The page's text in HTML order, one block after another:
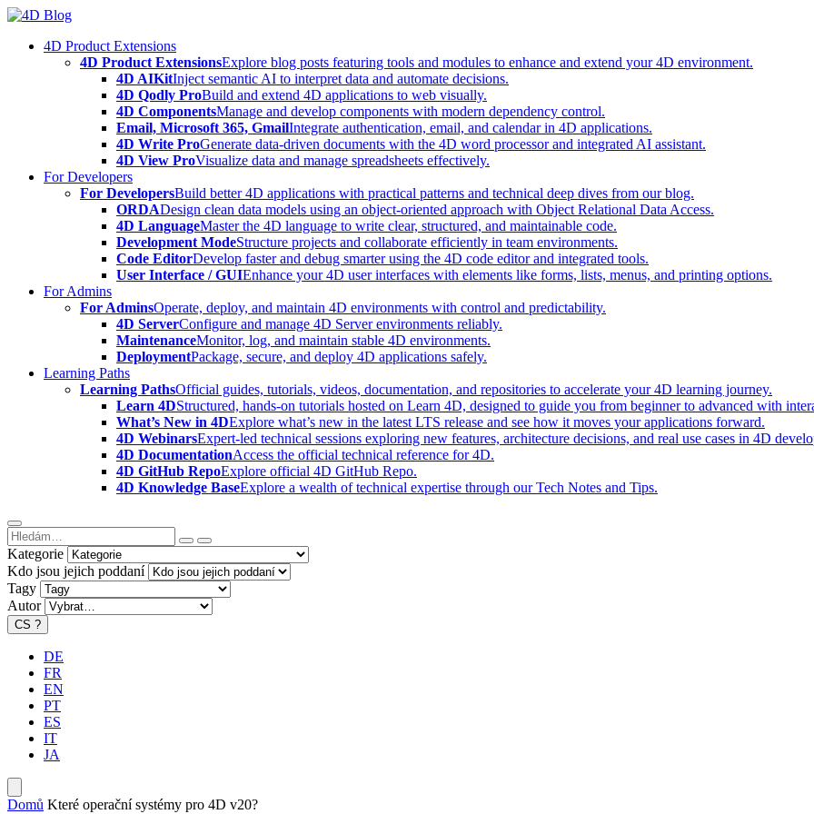
Skip
content4D Product Extensions
4D Product ExtensionsExplore blog posts featuring tools and modules to enhance and extend your 4D environment.
4D AIKitInject semantic AI to interpret data and automate decisions.
4D Qodly ProBuild and extend 4D applications to web visually.
4D ComponentsManage and develop components with modern dependency control.
Email, Microsoft 365, GmailIntegrate authentication, email, and calendar in 4D applications.
4D Write ProGenerate data-driven documents with the 4D word processor and integrated AI assistant.
4D View ProVisualize data and manage spreadsheets effectively.
For Developers
For DevelopersBuild better 4D applications with practical patterns and technical deep dives from our blog.
ORDADesign clean data models using an object-oriented approach with Object Relational Data Access.
4D LanguageMaster the 4D language to write clear, structured, and maintainable code.
Development ModeStructure projects and collaborate efficiently in team environments.
Code EditorDevelop faster and debug smarter using the 4D code editor and integrated tools.
User Interface / GUIEnhance your 4D user interfaces with elements like forms, lists, menus, and printing options.
For Admins
For AdminsOperate, deploy, and maintain 4D environments with control and predictability.
4D ServerConfigure and manage 4D Server environments reliably.
MaintenanceMonitor, log, and maintain stable 4D environments.
DeploymentPackage, secure, and deploy 4D applications safely.
Learning Paths
Learning PathsOfficial guides, tutorials, videos, documentation, and repositories to accelerate your 4D learning journey.
Learn 4DStructured, hands-on tutorials hosted on Learn 4D, designed to guide you from beginner to advanced with
What’s New in 4DExplore what’s new in the latest LTS release and see how it moves your applications forward.
4D WebinarsExpert-led technical sessions exploring new features, architecture decisions, and real use cases in 4D
4D DocumentationAccess the official technical reference for 4D.
4D GitHub RepoExplore official 4D GitHub Repo.
4D Knowledge BaseExplore a wealth of technical expertise through our Tech Notes and Tips.
Kategorie
Kdo jsou jejich poddaní
Tagy
Autor
CS ?
DE
FR
EN
PT
ES
IT
JA
Domů Které operační systémy pro 4D v20?